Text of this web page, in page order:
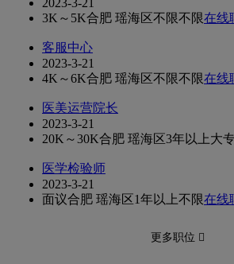
3K～5K合肥 瑶海区不限不限在线
客服中心
2023-3-21
4K～6K合肥 瑶海区不限不限在线
医美运营院长
2023-3-21
20K～30K合肥 瑶海区3年以上大
医学检验师
2023-3-21
面议合肥 瑶海区1年以上不限在线
更多职位 